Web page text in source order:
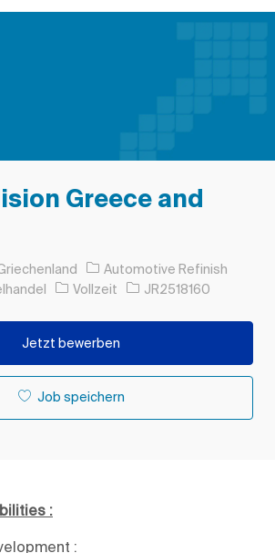
Greece and
Automotive Refinish
Auftragstyp
Vollzeit Auftrags-ID
JR2518160
Jetzt bewerben
Job speichern
:
: